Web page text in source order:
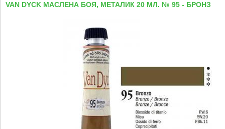
VAN DYCK МАСЛЕНА БОЯ, МЕТАЛИК 20 МЛ. № 95 - БРОНЗ